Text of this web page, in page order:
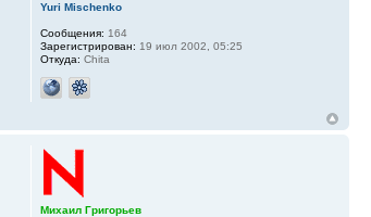
Yuri Mischenko
Сообщения: 164
Зарегистрирован: 19 июл 2002, 05:25
Откуда: Chita
Михаил Григорьев